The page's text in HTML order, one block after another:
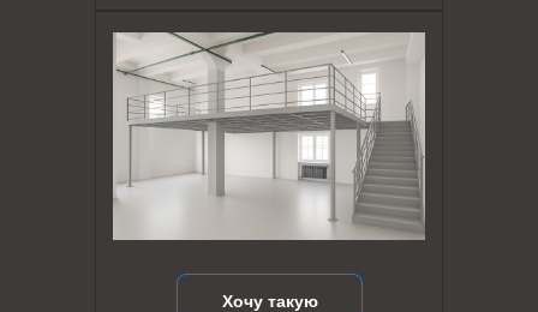
Хочу такую